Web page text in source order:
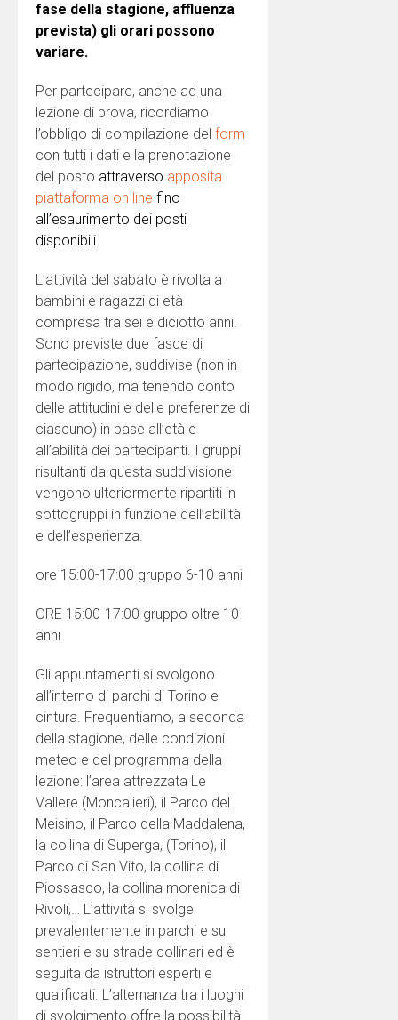
fase della stagione, affluenza
prevista) gli orari possono
variare.
Per partecipare, anche ad una
lezione di prova, ricordiamo
l’obbligo di compilazione del form
con tutti i dati e la prenotazione
del posto attraverso apposita
piattaforma on line fino
all’esaurimento dei posti
disponibili.
L’attività del sabato è rivolta a
bambini e ragazzi di età
compresa tra sei e diciotto anni.
Sono previste due fasce di
partecipazione, suddivise (non in
modo rigido, ma tenendo conto
delle attitudini e delle preferenze di
ciascuno) in base all’età e
all’abilità dei partecipanti. I gruppi
risultanti da questa suddivisione
vengono ulteriormente ripartiti in
sottogruppi in funzione dell’abilità
e dell’esperienza.
ore 15:00-17:00 gruppo 6-10 anni
ORE 15:00-17:00 gruppo oltre 10
anni
Gli appuntamenti si svolgono
all’interno di parchi di Torino e
cintura. Frequentiamo, a seconda
della stagione, delle condizioni
meteo e del programma della
lezione: l’area attrezzata Le
Vallere (Moncalieri), il Parco del
Meisino, il Parco della Maddalena,
la collina di Superga, (Torino), il
Parco di San Vito, la collina di
Piossasco, la collina morenica di
Rivoli,… L’attività si svolge
prevalentemente in parchi e su
sentieri e su strade collinari ed è
seguita da istruttori esperti e
qualificati. L’alternanza tra i luoghi
di svolgimento offre la possibilità